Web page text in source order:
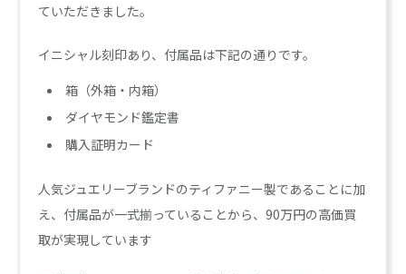
ていただきました。
イニシャル刻印あり、付属品は下記の通りです。
箱（外箱・内箱）
ダイヤモンド鑑定書
購入証明カード
人気ジュエリーブランドのティファニー製であることに加
え、付属品が一式揃っていることから、90万円の高価買
取が実現しています